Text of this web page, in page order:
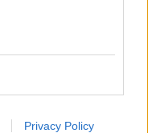
Privacy Policy